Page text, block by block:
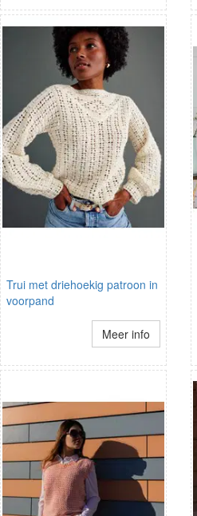
Trui met driehoekig patroon in
voorpand
Meer info